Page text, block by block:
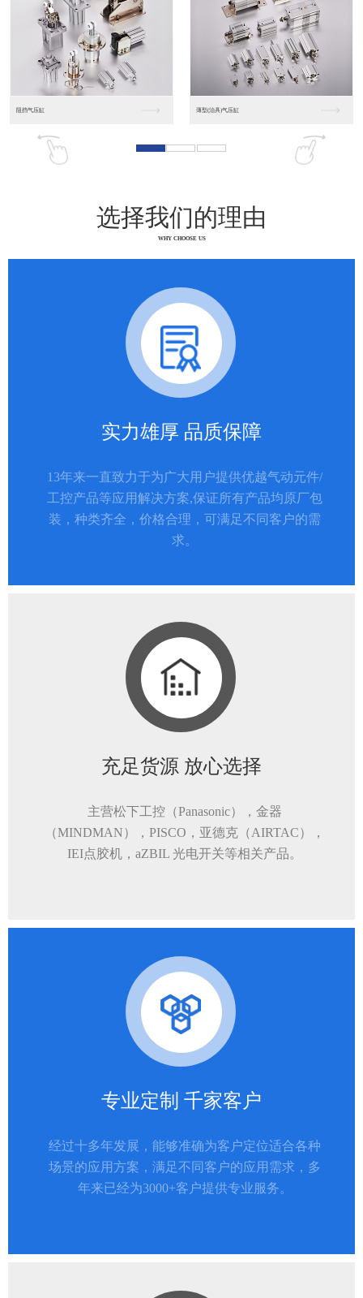
松下人机界面DP10... 数字光钎传感器FX-...
选择我们的理由
WHY CHOOSE US
实力雄厚 品质保障
13年来一直致力于为广大用户提供优越气动元件/
工控产品等应用解决方案,保证所有产品均原厂包
装，种类齐全，价格合理，可满足不同客户的需
求。
充足货源 放心选择
主营松下工控（Panasonic），金器
（MINDMAN），PISCO，亚德克（AIRTAC），
IEI点胶机，aZBIL 光电开关等相关产品。
专业定制 千家客户
经过十多年发展，能够准确为客户定位适合各种
场景的应用方案，满足不同客户的应用需求，多
年来已经为3000+客户提供专业服务。